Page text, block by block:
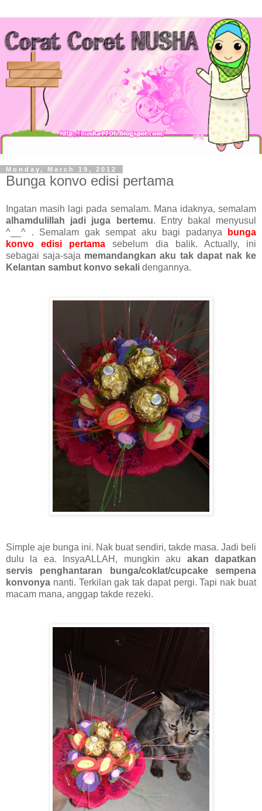
Monday, March 19, 2012
Bunga konvo edisi pertama
Ingatan masih lagi pada semalam. Mana idaknya, semalam
alhamdulillah jadi juga bertemu. Entry bakal menyusul
^__^ . Semalam gak sempat aku bagi padanya
bunga
konvo edisi pertamasebelum dia balik. Actually, ini
sebagai saja-saja memandangkan aku tak dapat nak ke
Kelantan sambut konvo sekali dengannya.
Simple aje bunga ini. Nak buat sendiri, takde masa. Jadi beli
dulu la ea. InsyaALLAH, mungkin aku akan dapatkan
servis penghantaran bunga/coklat/cupcake sempena
konvonya nanti. Terkilan gak tak dapat pergi. Tapi nak buat
macam mana, anggap takde rezeki.